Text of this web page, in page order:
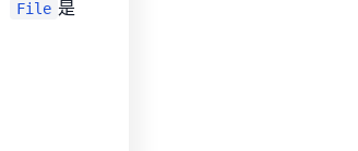
File 是